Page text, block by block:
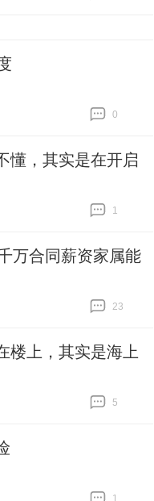
0
懂，其实是在开启
1
万合同薪资家属能
23
楼上，其实是海上
5
1